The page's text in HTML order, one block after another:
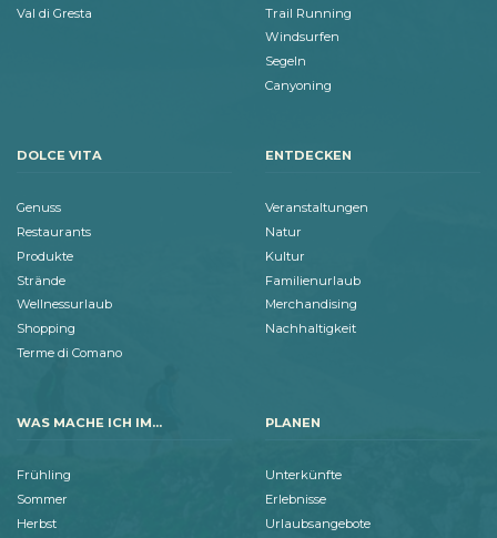
Val di Gresta
Trail Running
Windsurfen
Segeln
Canyoning
DOLCE VITA
Genuss
Restaurants
Produkte
Strände
Wellnessurlaub
Shopping
Terme di Comano
ENTDECKEN
Veranstaltungen
Natur
Kultur
Familienurlaub
Merchandising
Nachhaltigkeit
WAS MACHE ICH IM...
Frühling
Sommer
Herbst
PLANEN
Unterkünfte
Erlebnisse
Urlaubsangebote